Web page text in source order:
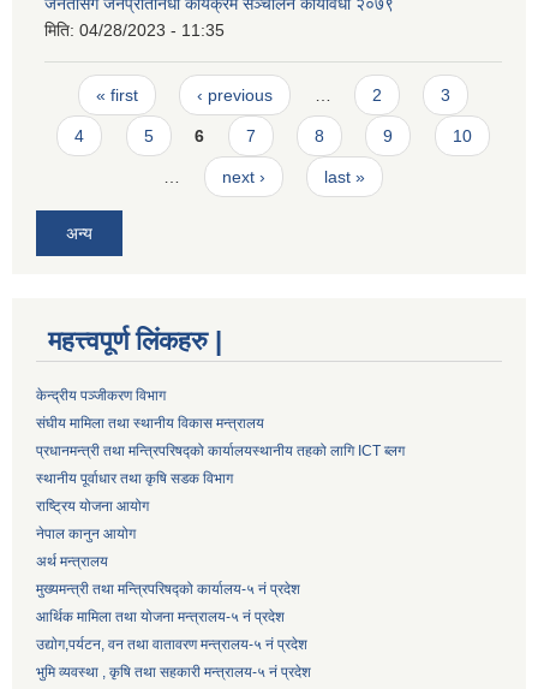
मिति: 04/28/2023 - 11:35
Pages
« first ‹ previous … 2 3
4 5 6 7 8 9 10
… next › last »
अन्य
महत्त्वपूर्ण लिंकहरु |
केन्द्रीय पञ्जीकरण विभाग
संघीय मामिला तथा स्थानीय विकास मन्त्रालय
प्रधानमन्त्री तथा मन्त्रिपरिषद्को कार्यालयस्थानीय तहको लागि ICT ब्लग
स्थानीय पूर्वाधार तथा कृषि सडक विभाग
राष्ट्रिय योजना आयोग
नेपाल कानुन आयोग
अर्थ मन्त्रालय
मुख्यमन्त्री तथा मन्त्रिपरिषद्को कार्यालय-५ नं प्रदेश
आर्थिक मामिला तथा योजना मन्त्रालय-५ नं प्रदेश
उद्याेग,पर्यटन, वन तथा वातावरण मन्त्रालय-५ नं प्रदेश
भुमि व्यवस्था , कृषि तथा सहकारी मन्त्रालय-५ नं प्रदेश